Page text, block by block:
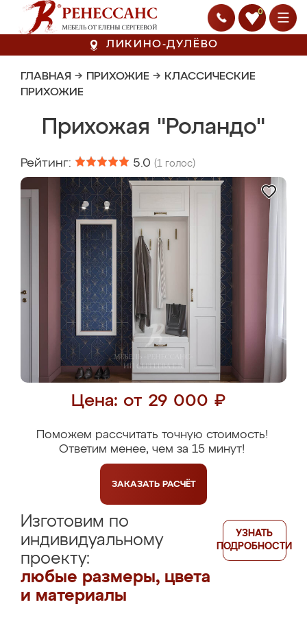
0
ЛИКИНО-ДУЛЁВО
ГЛАВНАЯ → ПРИХОЖИЕ → КЛАССИЧЕСКИЕ
ПРИХОЖИЕ
Прихожая "Роландо"
Рейтинг: 5.0 (1 голос)
Цена: от 29 000 ₽
Поможем рассчитать точную стоимость!
Ответим менее, чем за 15 минут!
ЗАКАЗАТЬ РАСЧЁТ
Изготовим по
индивидуальному
проекту:
любые размеры, цвета
и материалы
УЗНАТЬ
ПОДРОБНОСТИ